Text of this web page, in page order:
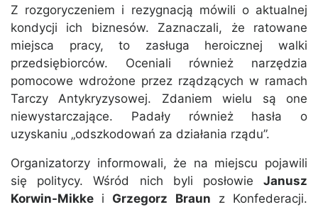
Z rozgoryczeniem i rezygnacją mówili o aktualnej
kondycji ich biznesów. Zaznaczali, że ratowane
miejsca pracy, to zasługa heroicznej walki
przedsiębiorców. Oceniali również narzędzia
pomocowe wdrożone przez rządzących w ramach
Tarczy Antykryzysowej. Zdaniem wielu są one
niewystarczające. Padały również hasła o
uzyskaniu „odszkodowań za działania rządu”.
Organizatorzy informowali, że na miejscu pojawili
się politycy. Wśród nich byli posłowie Janusz
Korwin-Mikke i Grzegorz Braun z Konfederacji.